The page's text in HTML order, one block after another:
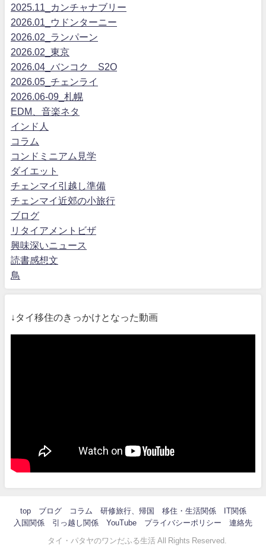
2025.11_カンチャナブリー
2026.01_ウドンターニー
2026.02_ランパーン
2026.02_東京
2026.04_バンコク S2O
2026.05_チェンライ
2026.06-09_札幌
EDM、音楽ネタ
インド人
コラム
コンドミニアム見学
ダイエット
チェンマイ引越し準備
チェンマイ近郊の小旅行
ブログ
リタイアメントビザ
興味深いニュース
読書感想文
鳥
↓タイ移住のきっかけとなった動画
top ブログ コラム 研修旅行、帰国 移住・生活関係
IT関係
入国関係
引っ越し関係 YouTube プライバシーポリシー 連絡先
©タイ・パタヤのワンだふる生活 All Rights Reserved.